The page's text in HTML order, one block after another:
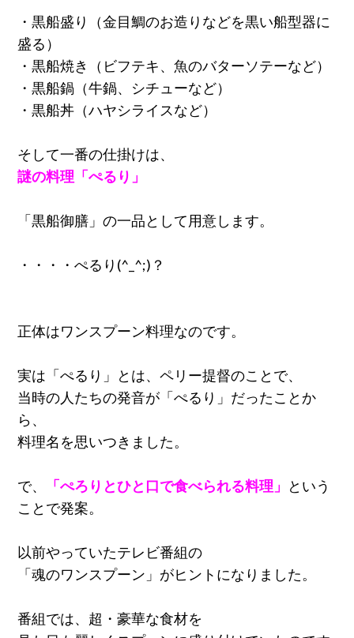
・黒船盛り（金目鯛のお造りなどを黒い船型器に
盛る）
・黒船焼き（ビフテキ、魚のバターソテーなど）
・黒船鍋（牛鍋、シチューなど）
・黒船丼（ハヤシライスなど）
そして一番の仕掛けは、
謎の料理「ぺるり」
「黒船御膳」の一品として用意します。
・・・・ぺるり(^_^;)？
正体はワンスプーン料理なのです。
実は「ぺるり」とは、ペリー提督のことで、
当時の人たちの発音が「ぺるり」だったことか
ら、
料理名を思いつきました。
で、 「ぺろりとひと口で食べられる料理」 という
ことで発案。
以前やっていたテレビ番組の
「魂のワンスプーン」がヒントになりました。
番組では、超・豪華な食材を